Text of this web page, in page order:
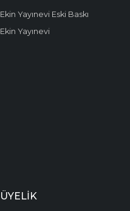
Ekin Yayınevi Eski Baskı
Ekin Yayınevi
ÜYELIK